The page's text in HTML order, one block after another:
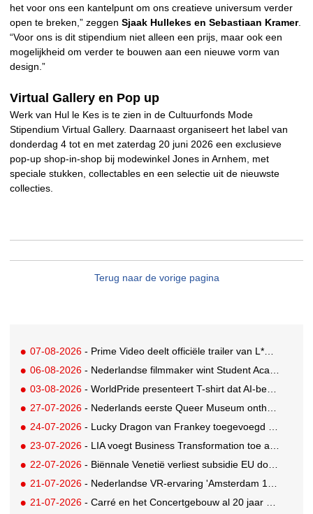
het voor ons een kantelpunt om ons creatieve universum verder
open te breken,” zeggen Sjaak Hullekes en Sebastiaan Kramer.
“Voor ons is dit stipendium niet alleen een prijs, maar ook een
mogelijkheid om verder te bouwen aan een nieuwe vorm van
design.”
Virtual Gallery en Pop up
Werk van Hul le Kes is te zien in de Cultuurfonds Mode
Stipendium Virtual Gallery. Daarnaast organiseert het label van
donderdag 4 tot en met zaterdag 20 juni 2026 een exclusieve
pop-up shop-in-shop bij modewinkel Jones in Arnhem, met
speciale stukken, collectables en een selectie uit de nieuwste
collecties.
Terug naar de vorige pagina
07-08-2026 - Prime Video deelt officiële trailer van L*VE KLEINE
06-08-2026 - Nederlandse filmmaker wint Student Academy Award
03-08-2026 - WorldPride presenteert T-shirt dat AI-bewakingscamera's misleidt
27-07-2026 - Nederlands eerste Queer Museum onthult nieuwe visuele identiteit
24-07-2026 - Lucky Dragon van Frankey toegevoegd aan vaste opstelling STRAAT Museum
23-07-2026 - LIA voegt Business Transformation toe als prijzencategorie
22-07-2026 - Biënnale Venetië verliest subsidie EU door deelname Rusland
21-07-2026 - Nederlandse VR-ervaring 'Amsterdam 1652' geselecteerd voor filmfestival Venetië
21-07-2026 - Carré en het Concertgebouw al 20 jaar absolute favorieten van cultuurpubliek